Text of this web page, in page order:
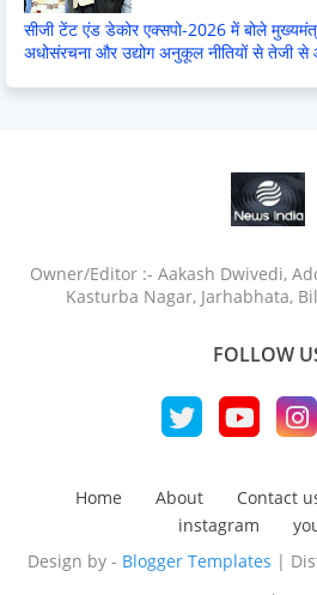
सीजी टेंट एंड डेकोर एक्सपो-2026 में बोले
अधोसंरचना और उद्योग अनुकूल नीतियों से तेजी से
Owner/Editor :- Aakash Dwivedi,
Kasturba Nagar, Jarhabhata,
FOLLOW
Home About Contact
instagram
Design by - Blogger Templates |